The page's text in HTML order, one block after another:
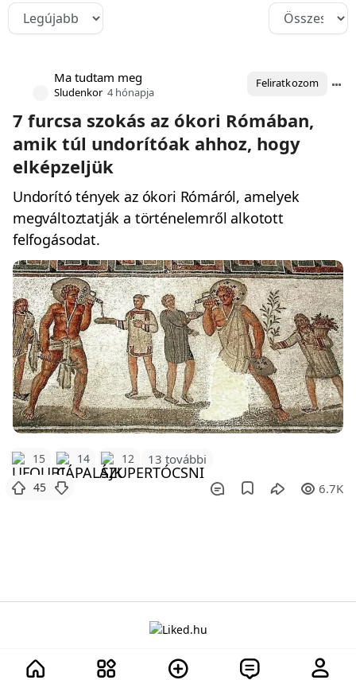
Ma tudtam meg
Sludenkor 4 hónapja
Feliratkozom
7 furcsa szokás az ókori Rómában,
amik túl undorítóak ahhoz, hogy
elképzeljük
Undorító tények az ókori Rómáról, amelyek
megváltoztatják a történelemről alkotott
felfogásodat.
15 14 12 13 további
45 6.7K
A projektről Adatvédelem Szabályzat